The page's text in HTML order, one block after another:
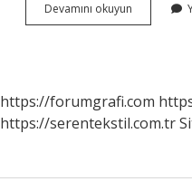
Devamını okuyun
Işi
https://forumgrafi.com
https://serentekstil.com.tr